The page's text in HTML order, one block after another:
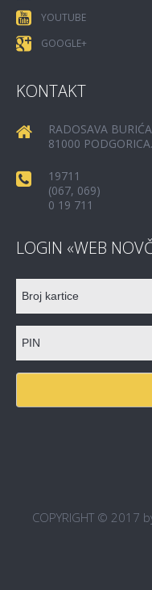
YOUTUBE
GOOGLE+
KONTAKT
RADOSAVA
81000 PODGORICA.
19711
(067, 069)
0 19 711
LOGIN «WEB
COPYRIGHT © 2017